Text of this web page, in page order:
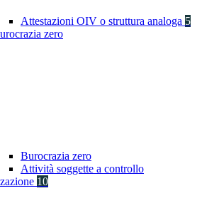
Attestazioni OIV o struttura analoga 5
zero
Burocrazia zero
Attività soggette a controllo
10